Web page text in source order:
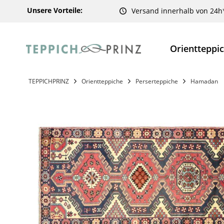
Unsere Vorteile: Versand innerhalb von
TEPPICHPRINZ Orientteppiche Perserteppiche Hamadan